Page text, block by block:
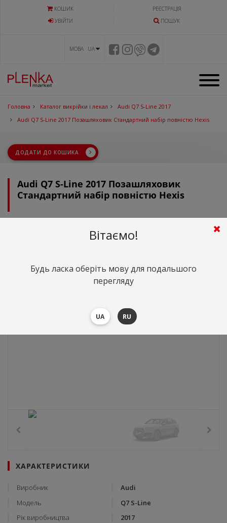
КОШИК
РЕЄСТРАЦІЯ
УВIЙТИ
ПОШУК
МОВА UA
Головна Каталог викрійки і лекал
Audi Q7 S-Line 2017
Audi Q7 S-Line 2017 Позашляховик Стандартний набір повністю Hexis
ДОДАТИ ДО КОШИКА
Audi Q7 S-Line 2017 Позашляховик
Стандартний набір повністю Hexis
грн.($0)
ХАРАКТЕРИСТИКИ
Виробник
Audi
Модель
Q7 S-Line
Рік виробництва
2017
Вітаємо!
Будь ласка оберіть мову для подальшого
перегляду
UA RU